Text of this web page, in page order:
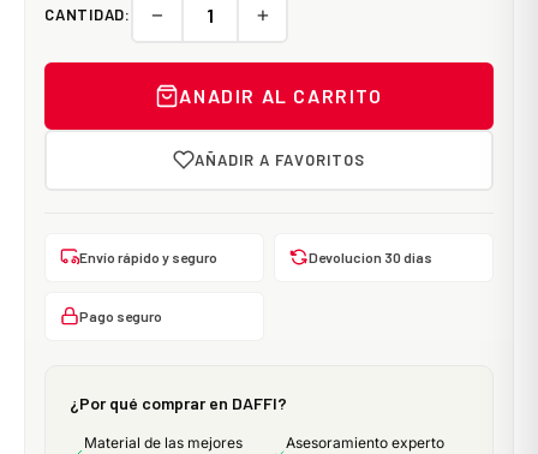
CANTIDAD: − +
ANADIR AL CARRITO
AÑADIR A FAVORITOS
Envío rápido y seguro Devolucion 30 dias
Pago seguro
¿Por qué comprar en DAFFI?
Material de las mejores
Asesoramiento experto